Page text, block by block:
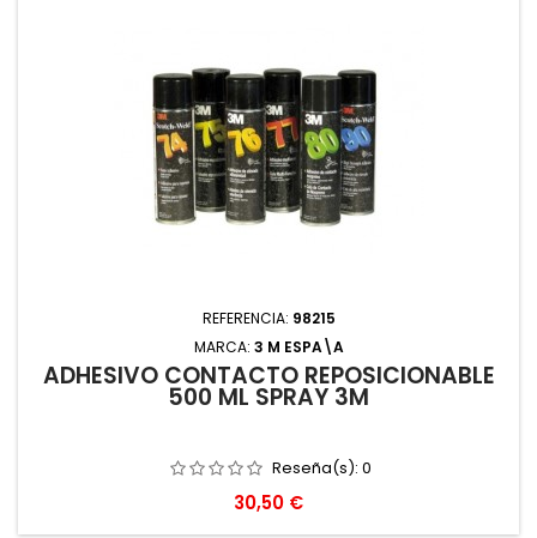
REFERENCIA: 98215
MARCA: 3 M ESPA\A
ADHESIVO CONTACTO REPOSICIONABLE
500 ML SPRAY 3M
Reseña(s): 0
Precio
30,50 €